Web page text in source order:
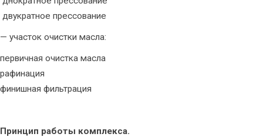
двукратное прессование
— участок очистки масла:
первичная очистка масла
рафинация
финишная фильтрация
Принцип работы комплекса.